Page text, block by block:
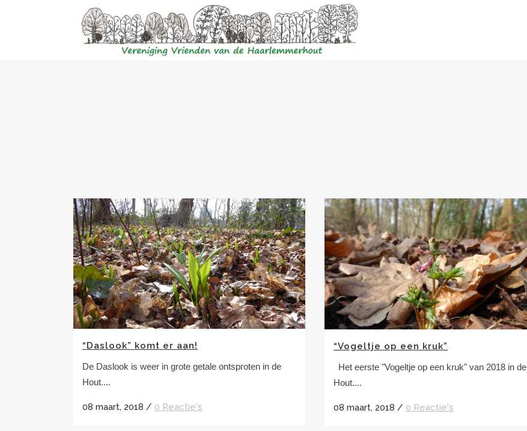
“Daslook” komt er aan!
De Daslook is weer in grote getale ontsproten in de
Hout....
08 maart, 2018 / 0 Reactie's
“Vogeltje op een kruk”
Het eerste "Vogeltje op een kruk" van 2018 in de
Hout....
08 maart, 2018 / 0 Reactie's